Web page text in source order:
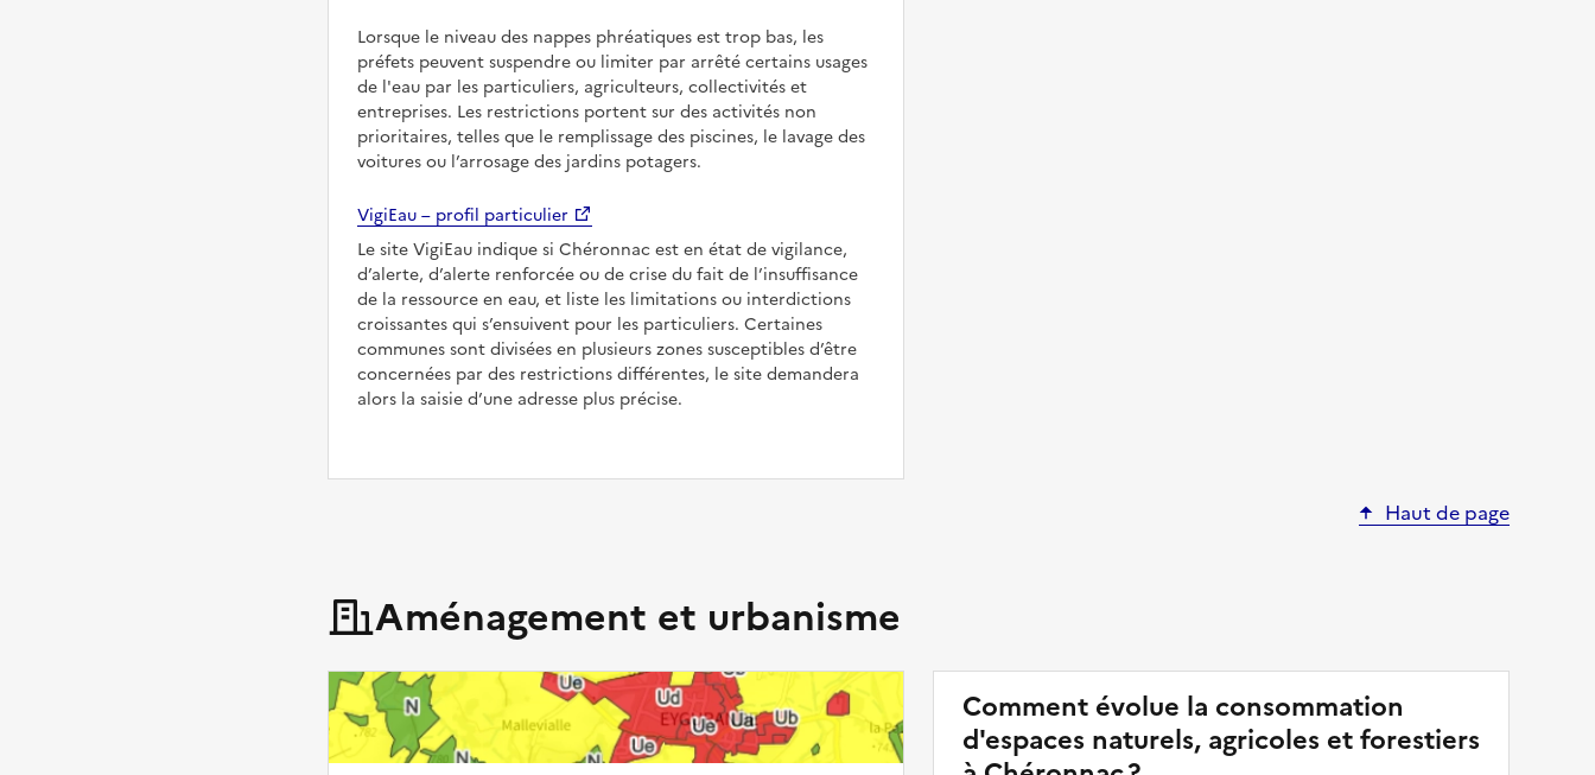
Lorsque le niveau des nappes phréatiques est trop bas, les
préfets peuvent suspendre ou limiter par arrêté certains usages
de l'eau par les particuliers, agriculteurs, collectivités et
entreprises. Les restrictions portent sur des activités non
prioritaires, telles que le remplissage des piscines, le lavage des
voitures ou l’arrosage des jardins potagers.
VigiEau – profil particulier
Le site VigiEau indique si Chéronnac est en état de vigilance,
d’alerte, d’alerte renforcée ou de crise du fait de l’insuffisance
de la ressource en eau, et liste les limitations ou interdictions
croissantes qui s’ensuivent pour les particuliers. Certaines
communes sont divisées en plusieurs zones susceptibles d’être
concernées par des restrictions différentes, le site demandera
alors la saisie d’une adresse plus précise.
Haut de page
Aménagement et urbanisme
Comment évolue la consommation
d'espaces naturels, agricoles et forestiers